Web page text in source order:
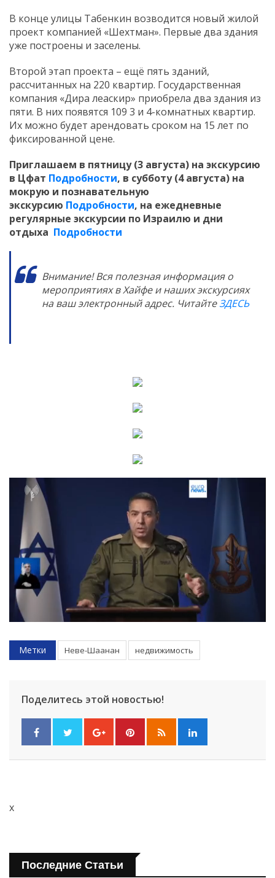
В конце улицы Табенкин возводится новый жилой
проект компанией «Шехтман». Первые два здания
уже построены и заселены.
Второй этап проекта – ещё пять зданий,
рассчитанных на 220 квартир. Государственная
компания «Дира леаскир» приобрела два здания из
пяти. В них появятся 109 3 и 4-комнатных квартир.
Их можно будет арендовать сроком на 15 лет по
фиксированной цене.
Приглашаем в пятницу (3 августа) на экскурсию
в Цфат Подробности, в субботу (4 августа) на
мокрую и познавательную
экскурсию Подробности, на ежедневные
регулярные экскурсии по Израилю и дни
отдыха Подробности
Внимание! Вся полезная информация о
мероприятиях в Хайфе и наших экскурсиях
на ваш электронный адрес. ЧитайтеЗДЕСЬ
Метки Неве-Шаанан недвижимость
Поделитесь этой новостью!
x
Последние Статьи